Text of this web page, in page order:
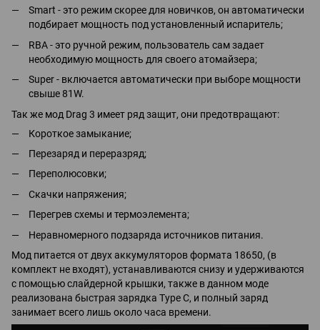
Smart - это режим скорее для новичков, он автоматически
подбирает мощность под установленный испаритель;
RBA - это ручной режим, пользователь сам задает
необходимую мощность для своего атомайзера;
Super - включается автоматически при выборе мощности
свыше 81W.
Так же мод Drag 3 имеет ряд защит, они предотвращают:
Короткое замыкание;
Перезаряд и переразряд;
Переполюсовки;
Скачки напряжения;
Перегрев схемы и термоэлемента;
Неравномерного подзаряда источников питания.
Мод питается от двух аккумуляторов формата 18650, (в
комплект не входят), устанавливаются снизу и удерживаются
с помощью слайдерной крышки, также в данном моде
реализована быстрая зарядка Type C, и полный заряд
занимает всего лишь около часа времени.